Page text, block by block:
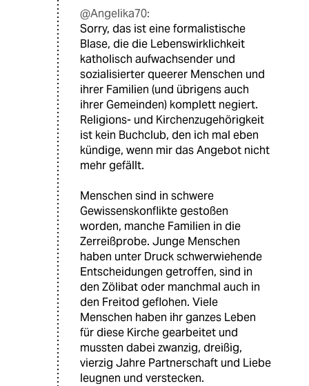
@Angelika70:
Sorry, das ist eine formalistische
Blase, die die Lebenswirklichkeit
katholisch aufwachsender und
sozialisierter queerer Menschen und
ihrer Familien (und übrigens auch
ihrer Gemeinden) komplett negiert.
Religions- und Kirchenzugehörigkeit
ist kein Buchclub, den ich mal eben
kündige, wenn mir das Angebot nicht
mehr gefällt.
Menschen sind in schwere
Gewissenskonflikte gestoßen
worden, manche Familien in die
Zerreißprobe. Junge Menschen
haben unter Druck schwerwiehende
Entscheidungen getroffen, sind in
den Zölibat oder manchmal auch in
den Freitod geflohen. Viele
Menschen haben ihr ganzes Leben
für diese Kirche gearbeitet und
mussten dabei zwanzig, dreißig,
vierzig Jahre Partnerschaft und Liebe
leugnen und verstecken.